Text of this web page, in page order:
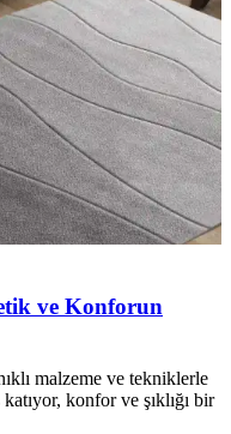
ve Konforun
malzeme ve tekniklerle
konfor ve şıklığı bir